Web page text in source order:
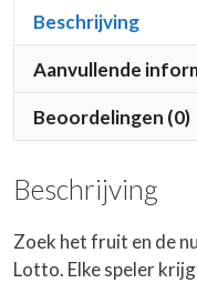
Beschrijving
Aanvullende
Beoordelingen (0)
Beschrijving
Zoek het fruit en de
Lotto. Elke speler